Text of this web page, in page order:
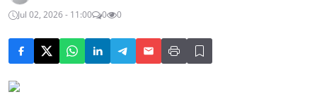
Jul 02, 2026 - 11:00
0 0